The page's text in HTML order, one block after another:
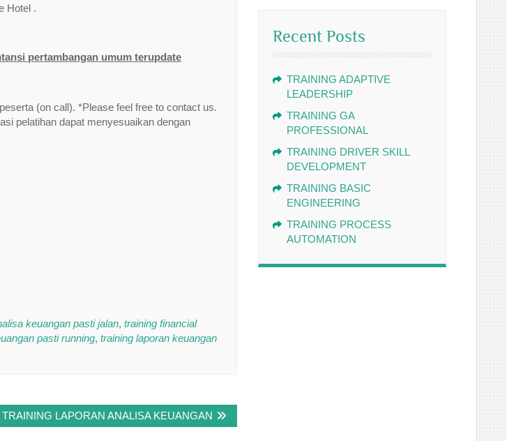
Hotel .
pertambangan umum terupdate
(on call). *Please feel free to contact us.
pelatihan dapat menyesuaikan dengan
keuangan pasti jalan, training financial
pasti running, training laporan keuangan
TRAINING LAPORAN ANALISA KEUANGAN
Recent Posts
TRAINING ADAPTIVE
LEADERSHIP
TRAINING GA
PROFESSIONAL
TRAINING DRIVER SKILL
DEVELOPMENT
TRAINING BASIC
ENGINEERING
TRAINING PROCESS
AUTOMATION